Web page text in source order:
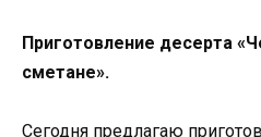
Приготовление десерта
сметане».
Сегодня предлагаю